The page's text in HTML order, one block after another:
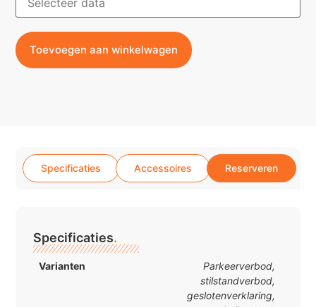
Toevoegen aan winkelwagen
Specificaties Accessoires Reserveren
Specificaties.
Varianten
Parkeerverbod,
stilstandverbod,
geslotenverklaring,